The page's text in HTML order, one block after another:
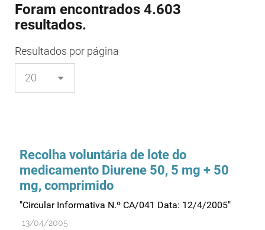
Boas práticas de investigação
Boas práticas de laboratório
Boas práticas regulamentares
Certificação
Controlo de qualidade
Cosméticos
Dispensa
Dispositivos médicos
Foram encontrados 4.603
resultados.
Resultados por página
Recolha voluntária de lote do
medicamento Diurene 50, 5 mg + 50
mg, comprimido
"Circular Informativa N.º CA/041 Data: 12/4/2005"
13/04/2005